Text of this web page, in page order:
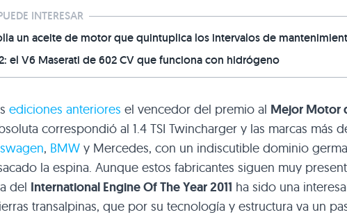
INTERESAR
un aceite de motor que quintuplica los intervalos de
el V6 Maserati de 602 CV que funciona con hidrógeno
ediciones anteriores el vencedor del premio al Mejor Motor
correspondió al 1.4 TSI Twincharger y las marcas más
, BMW y Mercedes, con un indiscutible dominio
la espina. Aunque estos fabricantes siguen muy
del International Engine Of The Year 2011 ha sido una
transalpinas, que por su tecnología y estructura va un